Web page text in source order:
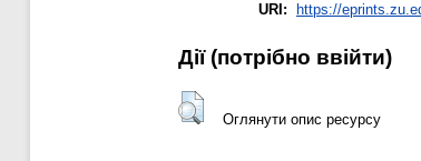
URI:
https://
Дії ​​(потрібно ввійти)
Оглянути опис ресурсу